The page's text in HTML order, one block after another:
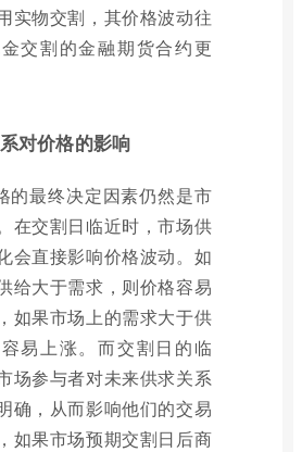
实物交割，其价格波动往
交割的金融期货合约更
对价格的影响
的最终决定因素仍然是市
在交割日临近时，市场供
会直接影响价格波动。如
给大于需求，则价格容易
如果市场上的需求大于供
易上涨。而交割日的临
场参与者对未来供求关系
确，从而影响他们的交易
如果市场预期交割日后商